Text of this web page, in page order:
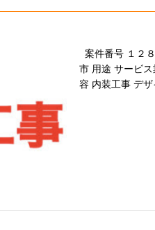
案件番号 １２
市 用途 サービ
容 内装工事 デ